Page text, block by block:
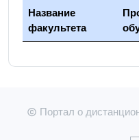
Название
факультета
Портал о